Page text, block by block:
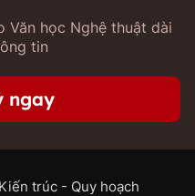
Văn học Nghệ thuật dài
tin
ngay
Kiến trúc - Quy hoạch